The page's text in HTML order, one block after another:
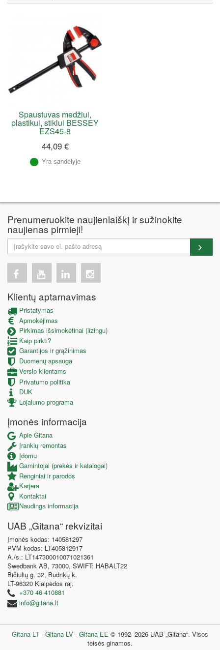
Spaustuvas medžiui,
plastikui, stiklui BESSEY
EZS45-8
44,09 €
Yra sandėlyje
Prenumeruokite naujienlaiškį ir sužinokite
naujienas pirmieji!
Klientų aptarnavimas
Pristatymas
Apmokėjimas
Pirkimas išsimokėtinai (lizingu)
Kaip pirkti?
Garantijos ir grąžinimas
Duomenų apsauga
Verslo klientams
Privatumo politika
DUK
Lojalumo programa
Įmonės informacija
Apie Gitana
Įrankių remontas
Įdomu
Gamintojai (prekės ir katalogai)
Renginiai ir parodos
Karjera
Kontaktai
Naudinga informacija
UAB „Gitana“ rekvizitai
Įmonės kodas: 140581297
PVM kodas: LT405812917
A./s.: LT147300010071021361
Swedbank AB, 73000, SWIFT: HABALT22
Bičiulių g. 32, Budrikų k.
LT-96320 Klaipėdos raj.
+370 46 410881
info@gitana.lt
Gitana LT - Gitana LV - Gitana EE © 1992–2026 UAB „Gitana“. Visos
teisės ginamos.